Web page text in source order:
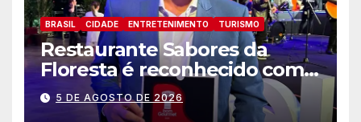
BRASIL CIDADE ENTRETENIMENTO TURISMO
Restaurante Sabores da
Floresta é reconhecido como
um dos Lugares Imperdíveis
de Foz do Iguaçu
5 DE AGOSTO DE 2026